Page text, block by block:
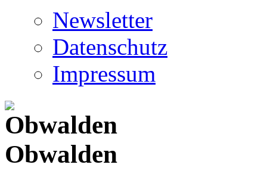
Newsletter
Datenschutz
Impressum
Obwalden